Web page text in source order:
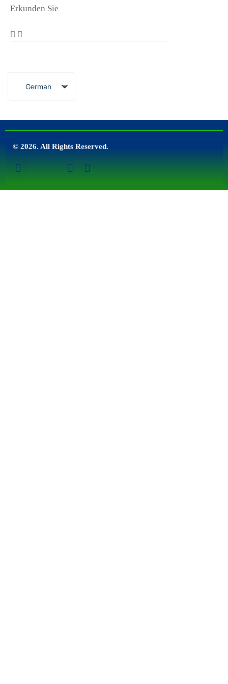
Erkunden Sie
German
© 2026. All Rights Reserved.